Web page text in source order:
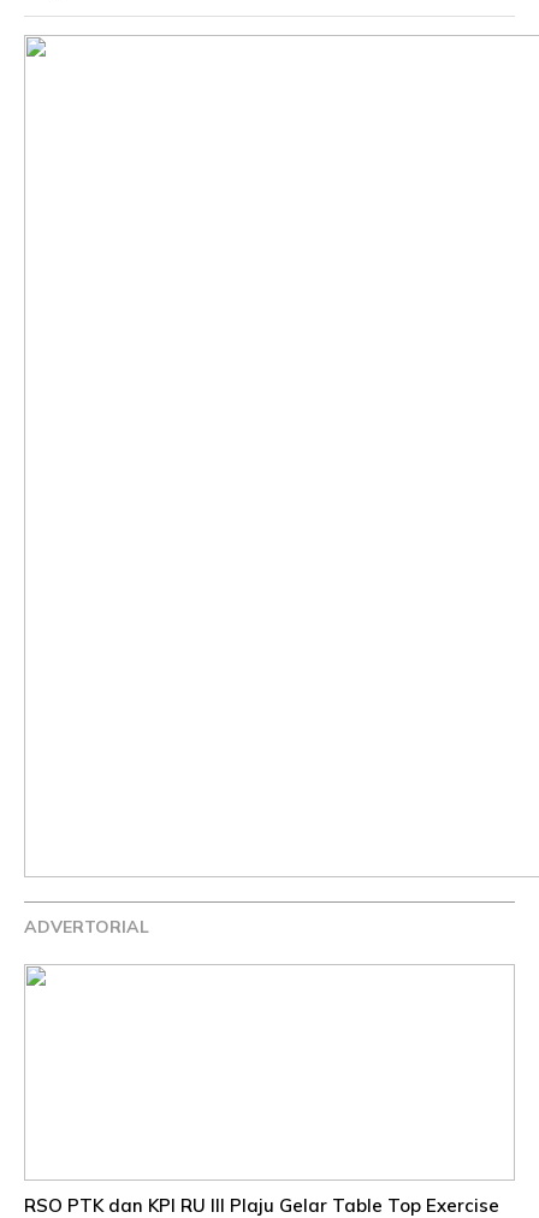
ADVERTORIAL
RSO PTK dan KPI RU III Plaju Gelar Table Top Exercise